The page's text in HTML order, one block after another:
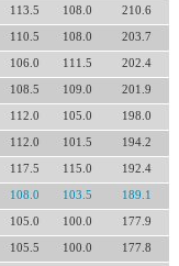
113.5 108.0 210.6
110.5 108.0 203.7
106.0 111.5 202.4
108.5 109.0 201.9
112.0 105.0 198.0
112.0 101.5 194.2
117.5 115.0 192.4
108.0 103.5 189.1
105.0 100.0 177.9
105.5 100.0 177.8